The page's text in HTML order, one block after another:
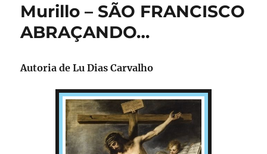
Murillo – SÃO FRANCISCO
ABRAÇANDO…
Autoria de Lu Dias Carvalho